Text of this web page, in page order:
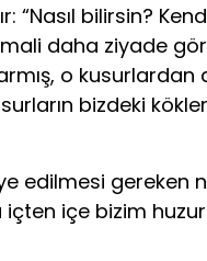
bilirsin?
daha ziyade
o kusurlardan
bizdeki
edilmesi gereken
içe bizim